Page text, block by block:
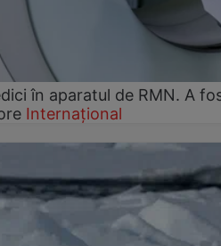
în aparatul de RMN. A
Internațional